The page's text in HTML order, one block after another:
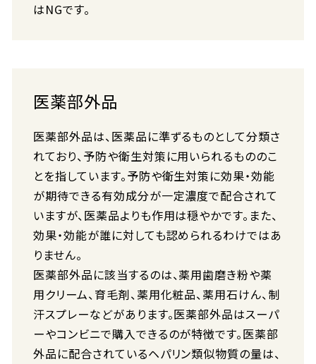
はNGです。
医薬部外品
医薬部外品は、医薬品に準ずるものとして分類さ
れており、予防や衛生対策に用いられるもののこ
とを指しています。予防や衛生対策に効果・効能
が期待できる有効成分が一定濃度で配合されて
いますが、医薬品よりも作用は穏やかです。また、
効果・効能が誰に対しても認められるわけではあ
りません。
医薬部外品に該当するのは、薬用歯磨き粉や薬
用クリーム、育毛剤、薬用化粧品、薬用石けん、制
汗スプレーなどがあります。医薬部外品はスーパ
ーやコンビニで購入できるのが特徴です。医薬部
外品に配合されているヘパリン類似物質の量は、